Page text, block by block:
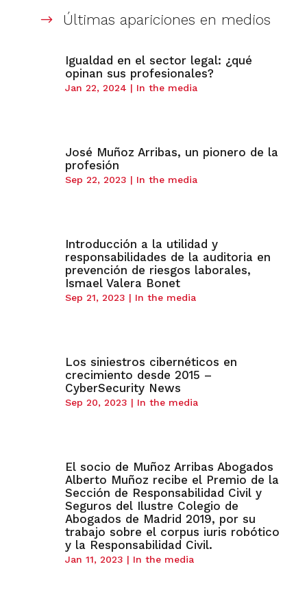
$ Últimas apariciones en medios
Igualdad en el sector legal: ¿qué
opinan sus profesionales?
Jan 22, 2024 | In the media
José Muñoz Arribas, un pionero de la
profesión
Sep 22, 2023 | In the media
Introducción a la utilidad y
responsabilidades de la auditoria en
prevención de riesgos laborales,
Ismael Valera Bonet
Sep 21, 2023 | In the media
Los siniestros cibernéticos en
crecimiento desde 2015 –
CyberSecurity News
Sep 20, 2023 | In the media
El socio de Muñoz Arribas Abogados
Alberto Muñoz recibe el Premio de la
Sección de Responsabilidad Civil y
Seguros del Ilustre Colegio de
Abogados de Madrid 2019, por su
trabajo sobre el corpus iuris robótico
y la Responsabilidad Civil.
Jan 11, 2023 | In the media